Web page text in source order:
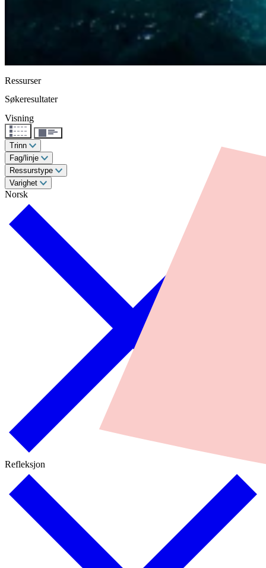
Ressurser
Søkeresultater
Visning
Trinn
Fag/linje
Ressurstype
Varighet
Norsk
Refleksjon